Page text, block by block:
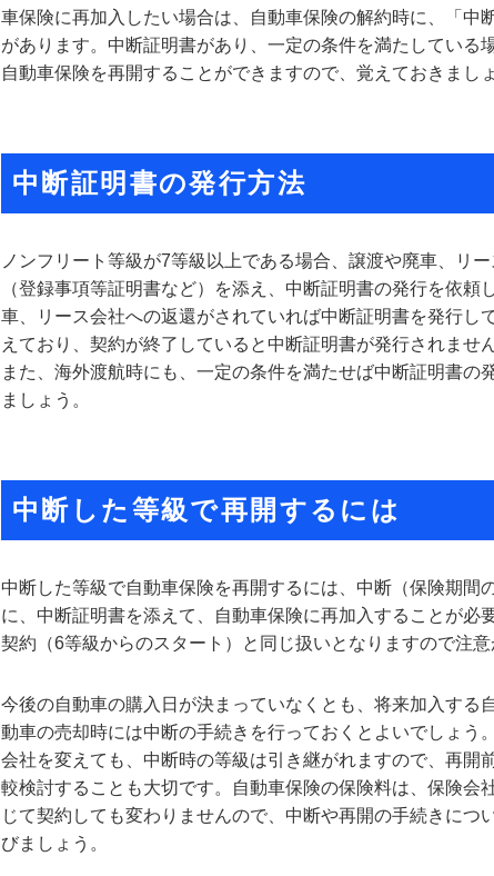
車保険に再加入したい場合は、自動車保険の解約時に、「中
があります。中断証明書があり、一定の条件を満たしている
自動車保険を再開することができますので、覚えておきましょ
中断証明書の発行方法
ノンフリート等級が7等級以上である場合、譲渡や廃車、リ
（登録事項等証明書など）を添え、中断証明書の発行を依
車、リース会社への返還がされていれば中断証明書を発行し
えており、契約が終了していると中断証明書が発行されませ
また、海外渡航時にも、一定の条件を満たせば中断証明書の
ましょう。
中断した等級で再開するには
中断した等級で自動車保険を再開するには、中断（保険期間
に、中断証明書を添えて、自動車保険に再加入することが必
契約（6等級からのスタート）と同じ扱いとなりますので注意
今後の自動車の購入日が決まっていなくとも、将来加入する
動車の売却時には中断の手続きを行っておくとよいでしょう
会社を変えても、中断時の等級は引き継がれますので、再開
較検討することも大切です。自動車保険の保険料は、保険会
じて契約しても変わりませんので、中断や再開の手続きにつ
びましょう。